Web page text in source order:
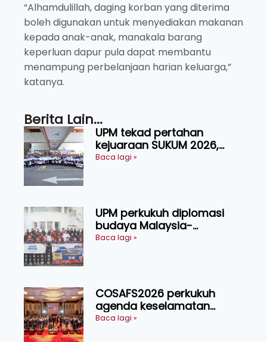
“Alhamdulillah, daging korban yang diterima
boleh digunakan untuk menyediakan makanan
kepada anak-anak, manakala barang
keperluan dapur pula dapat membantu
menampung perbelanjaan harian keluarga,”
katanya.
Berita Lain...
UPM tekad pertahan
kejuaraan SUKUM 2026,
sasar 16 pingat emas
Baca lagi »
UPM perkukuh diplomasi
budaya Malaysia-
Indonesia melalui Narasi
Baca lagi »
COSAFS2026 perkukuh
agenda keselamatan
makanan, AgriHub pacu
Baca lagi »